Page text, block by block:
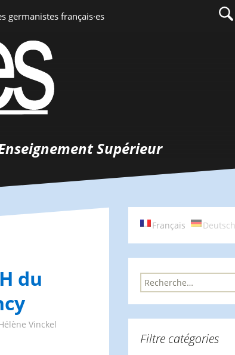
germanistes français·es
Supérieur
du
Vinckel
Français Deutsch
R
e
r
Filtre catégories